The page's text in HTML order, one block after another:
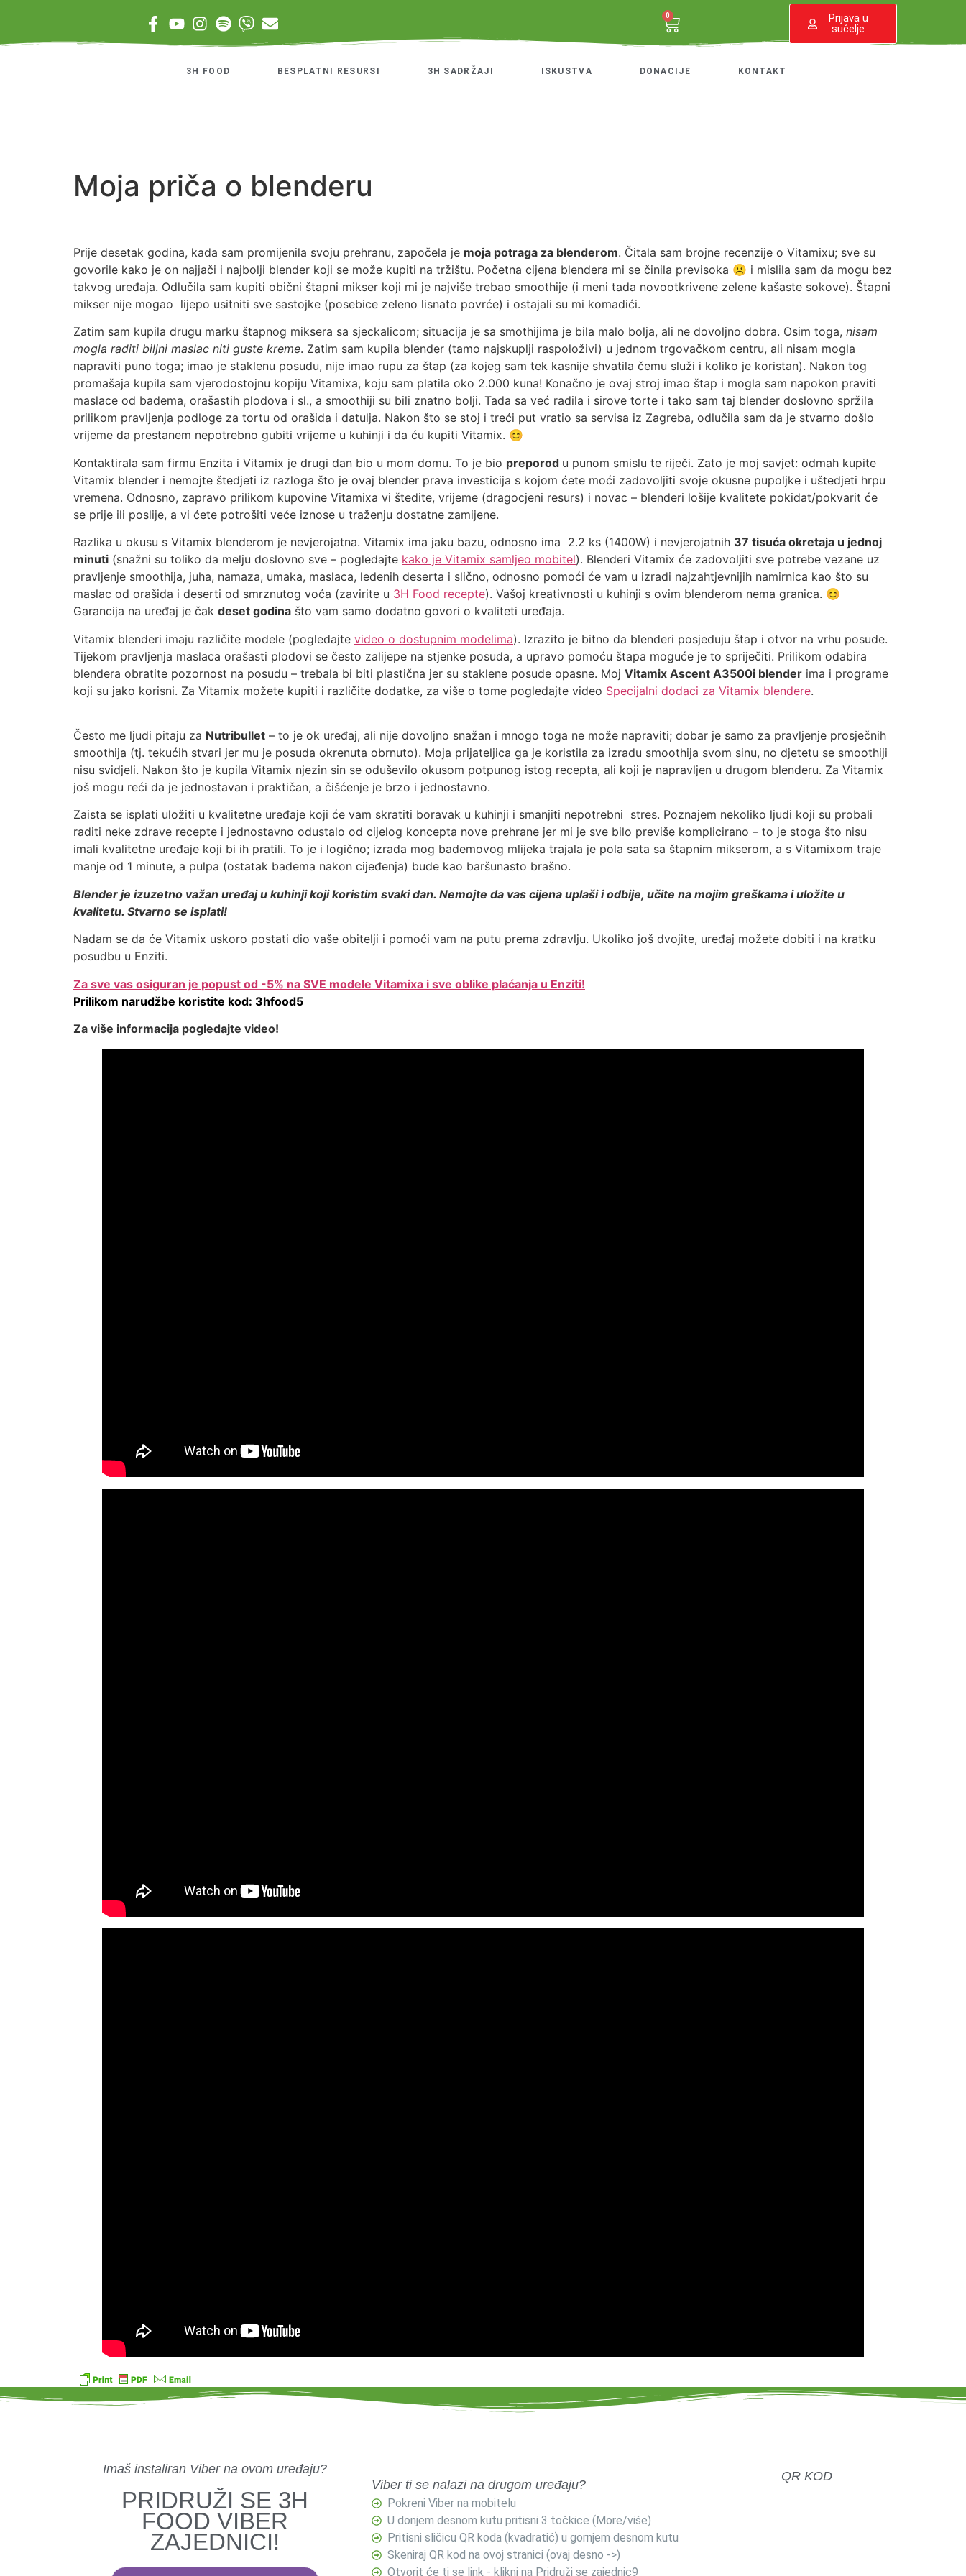
0
Prijava u
sučelje
3H FOOD BESPLATNI RESURSI 3H SADRŽAJI ISKUSTVA DONACIJE KONTAKT
Moja priča o blenderu
Prije desetak godina, kada sam promijenila svoju prehranu, započela je moja potraga za blenderom. Čitala sam brojne recenzije o Vitamixu; sve su
govorile kako je on najjači i najbolji blender koji se može kupiti na tržištu. Početna cijena blendera mi se činila previsoka ☹ i mislila sam da mogu bez
takvog uređaja. Odlučila sam kupiti obični štapni mikser koji mi je najviše trebao smoothije (i meni tada novootkrivene zelene kašaste sokove). Štapni
mikser nije mogao lijepo usitniti sve sastojke (posebice zeleno lisnato povrće) i ostajali su mi komadići.
Zatim sam kupila drugu marku štapnog miksera sa sjeckalicom; situacija je sa smothijima je bila malo bolja, ali ne dovoljno dobra. Osim toga, nisam
mogla raditi biljni maslac niti guste kreme. Zatim sam kupila blender (tamo najskuplji raspoloživi) u jednom trgovačkom centru, ali nisam mogla
napraviti puno toga; imao je staklenu posudu, nije imao rupu za štap (za kojeg sam tek kasnije shvatila čemu služi i koliko je koristan). Nakon tog
promašaja kupila sam vjerodostojnu kopiju Vitamixa, koju sam platila oko 2.000 kuna! Konačno je ovaj stroj imao štap i mogla sam napokon praviti
maslace od badema, orašastih plodova i sl., a smoothiji su bili znatno bolji. Tada sa već radila i sirove torte i tako sam taj blender doslovno spržila
prilikom pravljenja podloge za tortu od orašida i datulja. Nakon što se stoj i treći put vratio sa servisa iz Zagreba, odlučila sam da je stvarno došlo
vrijeme da prestanem nepotrebno gubiti vrijeme u kuhinji i da ću kupiti Vitamix. 😊
Kontaktirala sam firmu Enzita i Vitamix je drugi dan bio u mom domu. To je bio preporod u punom smislu te riječi. Zato je moj savjet: odmah kupite
Vitamix blender i nemojte štedjeti iz razloga što je ovaj blender prava investicija s kojom ćete moći zadovoljiti svoje okusne pupoljke i uštedjeti hrpu
vremena. Odnosno, zapravo prilikom kupovine Vitamixa vi štedite, vrijeme (dragocjeni resurs) i novac – blenderi lošije kvalitete pokidat/pokvarit će
se prije ili poslije, a vi ćete potrošiti veće iznose u traženju dostatne zamijene.
Razlika u okusu s Vitamix blenderom je nevjerojatna. Vitamix ima jaku bazu, odnosno ima 2.2 ks (1400W) i nevjerojatnih 37 tisuća okretaja u jednoj
minuti (snažni su toliko da melju doslovno sve – pogledajte kako je Vitamix samljeo mobitel). Blenderi Vitamix će zadovoljiti sve potrebe vezane uz
pravljenje smoothija, juha, namaza, umaka, maslaca, ledenih deserta i slično, odnosno pomoći će vam u izradi najzahtjevnijih namirnica kao što su
maslac od orašida i deserti od smrznutog voća (zavirite u 3H Food recepte). Vašoj kreativnosti u kuhinji s ovim blenderom nema granica. 😊
Garancija na uređaj je čak deset godina što vam samo dodatno govori o kvaliteti uređaja.
Vitamix blenderi imaju različite modele (pogledajte video o dostupnim modelima). Izrazito je bitno da blenderi posjeduju štap i otvor na vrhu posude.
Tijekom pravljenja maslaca orašasti plodovi se često zalijepe na stjenke posuda, a upravo pomoću štapa moguće je to spriječiti. Prilikom odabira
blendera obratite pozornost na posudu – trebala bi biti plastična jer su staklene posude opasne. Moj Vitamix Ascent A3500i blender ima i programe
koji su jako korisni. Za Vitamix možete kupiti i različite dodatke, za više o tome pogledajte video Specijalni dodaci za Vitamix blendere.
Često me ljudi pitaju za Nutribullet – to je ok uređaj, ali nije dovoljno snažan i mnogo toga ne može napraviti; dobar je samo za pravljenje prosječnih
smoothija (tj. tekućih stvari jer mu je posuda okrenuta obrnuto). Moja prijateljica ga je koristila za izradu smoothija svom sinu, no djetetu se smoothiji
nisu svidjeli. Nakon što je kupila Vitamix njezin sin se oduševilo okusom potpunog istog recepta, ali koji je napravljen u drugom blenderu. Za Vitamix
još mogu reći da je jednostavan i praktičan, a čišćenje je brzo i jednostavno.
Zaista se isplati uložiti u kvalitetne uređaje koji će vam skratiti boravak u kuhinji i smanjiti nepotrebni stres. Poznajem nekoliko ljudi koji su probali
raditi neke zdrave recepte i jednostavno odustalo od cijelog koncepta nove prehrane jer mi je sve bilo previše komplicirano – to je stoga što nisu
imali kvalitetne uređaje koji bi ih pratili. To je i logično; izrada mog bademovog mlijeka trajala je pola sata sa štapnim mikserom, a s Vitamixom traje
manje od 1 minute, a pulpa (ostatak badema nakon cijeđenja) bude kao baršunasto brašno.
Blender je izuzetno važan uređaj u kuhinji koji koristim svaki dan. Nemojte da vas cijena uplaši i odbije, učite na mojim greškama i uložite u
kvalitetu. Stvarno se isplati!
Nadam se da će Vitamix uskoro postati dio vaše obitelji i pomoći vam na putu prema zdravlju. Ukoliko još dvojite, uređaj možete dobiti i na kratku
posudbu u Enziti.
Za sve vas osiguran je popust od -5% na SVE modele Vitamixa i sve oblike plaćanja u Enziti!
Prilikom narudžbe koristite kod: 3hfood5
Za više informacija pogledajte video!
Imaš instaliran Viber na ovom uređaju?
PRIDRUŽI SE 3H
FOOD VIBER
ZAJEDNICI!
Viber ti se nalazi na drugom uređaju?
Pokreni Viber na mobitelu
U donjem desnom kutu pritisni 3 točkice (More/više)
Pritisni sličicu QR koda (kvadratić) u gornjem desnom kutu
Skeniraj QR kod na ovoj stranici (ovaj desno ->)
Otvorit će ti se link - klikni na Pridruži se zajednic9
QR KOD